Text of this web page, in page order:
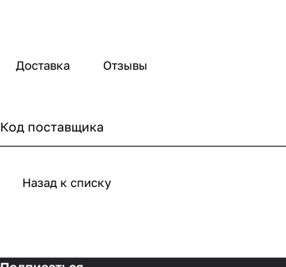
Доставка Отзывы
Код поставщика
Назад к списку